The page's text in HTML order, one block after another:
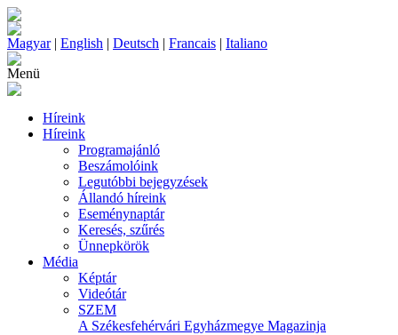
Magyar| English | Deutsch | Francais | Italiano
Menü
Híreink
Híreink
Programajánló
Beszámolóink
Legutóbbi bejegyzések
Állandó híreink
Eseménynaptár
Keresés, szűrés
Ünnepkörök
Média
Képtár
Videótár
SZEM
A Székesfehérvári Egyházmegye Magazinja